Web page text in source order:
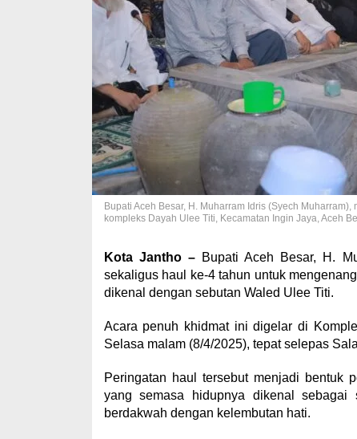
Bupati Aceh Besar, H. Muharram Idris (Syech
kompleks Dayah Ulee Titi, Kecamatan Ingin Jaya, Aceh
Kota Jantho –Bupati Aceh Besar, H.
sekaligus haul ke-4 tahun untuk
dikenal dengan sebutan Waled Ulee Titi.
Acara penuh khidmat ini digelar di
Selasa malam (8/4/2025), tepat selepas
Peringatan haul tersebut menjadi bentuk
yang semasa hidupnya dikenal
berdakwah dengan kelembutan hati.